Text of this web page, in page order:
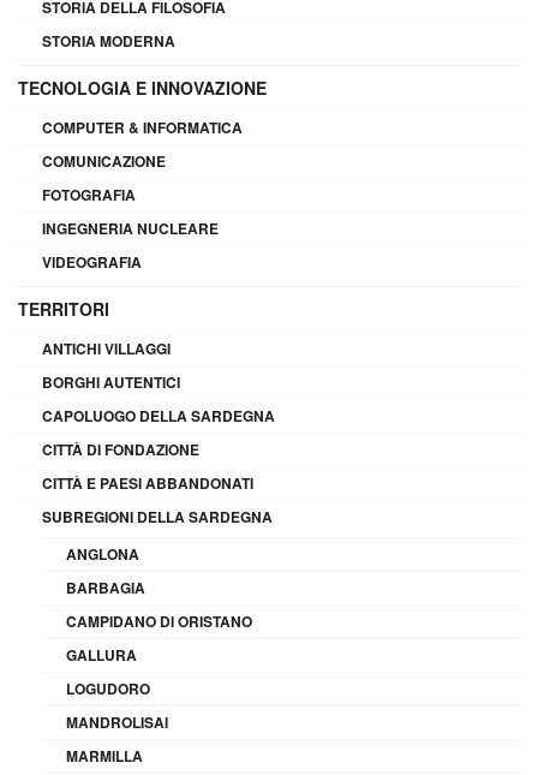
STORIA DELLA FILOSOFIA
STORIA MODERNA
TECNOLOGIA E INNOVAZIONE
COMPUTER & INFORMATICA
COMUNICAZIONE
FOTOGRAFIA
INGEGNERIA NUCLEARE
VIDEOGRAFIA
TERRITORI
ANTICHI VILLAGGI
BORGHI AUTENTICI
CAPOLUOGO DELLA SARDEGNA
CITTÀ DI FONDAZIONE
CITTÀ E PAESI ABBANDONATI
SUBREGIONI DELLA SARDEGNA
ANGLONA
BARBAGIA
CAMPIDANO DI ORISTANO
GALLURA
LOGUDORO
MANDROLISAI
MARMILLA